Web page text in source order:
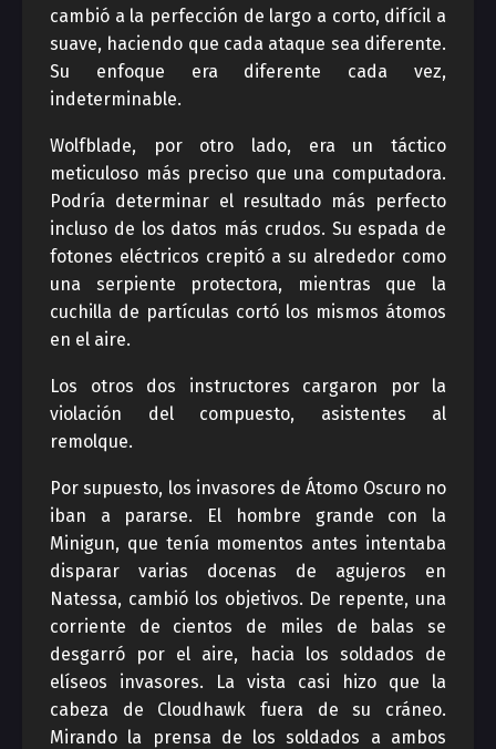
cambió a la perfección de largo a corto, difícil a
suave, haciendo que cada ataque sea diferente.
Su enfoque era diferente cada vez,
indeterminable.
Wolfblade, por otro lado, era un táctico
meticuloso más preciso que una computadora.
Podría determinar el resultado más perfecto
incluso de los datos más crudos. Su espada de
fotones eléctricos crepitó a su alrededor como
una serpiente protectora, mientras que la
cuchilla de partículas cortó los mismos átomos
en el aire.
Los otros dos instructores cargaron por la
violación del compuesto, asistentes al
remolque.
Por supuesto, los invasores de Átomo Oscuro no
iban a pararse. El hombre grande con la
Minigun, que tenía momentos antes intentaba
disparar varias docenas de agujeros en
Natessa, cambió los objetivos. De repente, una
corriente de cientos de miles de balas se
desgarró por el aire, hacia los soldados de
elíseos invasores. La vista casi hizo que la
cabeza de Cloudhawk fuera de su cráneo.
Mirando la prensa de los soldados a ambos